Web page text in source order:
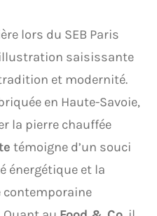
lors du SEB Paris
saisissante
et modernité.
en Haute-Savoie,
la pierre chauffée
témoigne d’un souci
énergétique et la